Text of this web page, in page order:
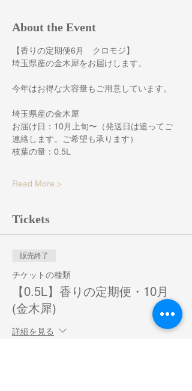
About the Event
【香りの定期便6月　クロモジ】
埼玉県産の金木犀をお届けします。
今年はお得な大容量もご用意しています。
埼玉県産の金木犀
お届け日：10月上旬〜（発送日は追ってご
連絡します。ご希望も承ります）
枝葉の量：0.5L
Read More >
Tickets
販売終了
チケットの種類
【0.5L】香りの定期便・10月
(金木犀)
詳細を見る